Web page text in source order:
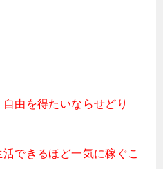
由を得たいならせどり
できるほど一気に稼ぐこ